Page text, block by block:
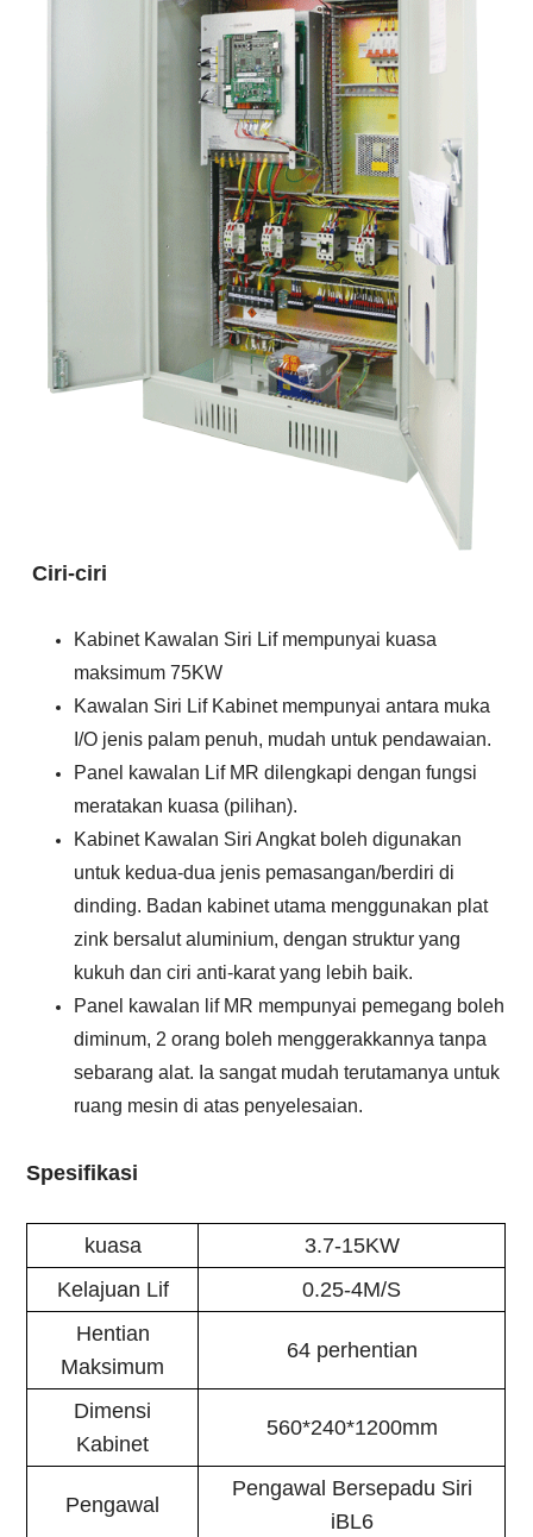
Ciri-ciri
Kabinet Kawalan Siri Lif mempunyai kuasa
maksimum 75KW
Kawalan Siri Lif Kabinet mempunyai antara muka
I/O jenis palam penuh, mudah untuk pendawaian.
Panel kawalan Lif MR dilengkapi dengan fungsi
meratakan kuasa (pilihan).
Kabinet Kawalan Siri Angkat boleh digunakan
untuk kedua-dua jenis pemasangan/berdiri di
dinding. Badan kabinet utama menggunakan plat
zink bersalut aluminium, dengan struktur yang
kukuh dan ciri anti-karat yang lebih baik.
Panel kawalan lif MR mempunyai pemegang boleh
diminum, 2 orang boleh menggerakkannya tanpa
sebarang alat. Ia sangat mudah terutamanya untuk
ruang mesin di atas penyelesaian.
Spesifikasi
kuasa
3.7-15KW
Kelajuan Lif
0.25-4M/S
Hentian
Maksimum
64 perhentian
Dimensi
Kabinet
560*240*1200mm
Pengawal
Pengawal Bersepadu Siri
iBL6